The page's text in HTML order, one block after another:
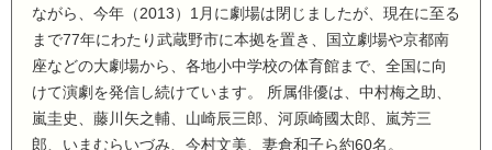
ながら、今年（2013）1月に劇場は閉じましたが、現在に至る
まで77年にわたり武蔵野市に本拠を置き、国立劇場や京都南
座などの大劇場から、各地小中学校の体育館まで、全国に向
けて演劇を発信し続けています。 所属俳優は、中村梅之助、
嵐圭史、藤川矢之輔、山崎辰三郎、河原崎國太郎、嵐芳三
郎、いまむらいづみ、今村文美、妻倉和子ら約60名。